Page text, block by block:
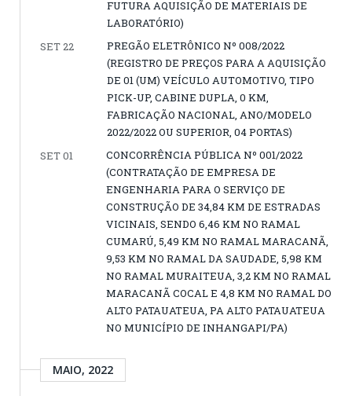
FUTURA AQUISIÇÃO DE MATERIAIS DE
LABORATÓRIO)
SET 22
PREGÃO ELETRÔNICO Nº 008/2022
(REGISTRO DE PREÇOS PARA A AQUISIÇÃO
DE 01 (UM) VEÍCULO AUTOMOTIVO, TIPO
PICK-UP, CABINE DUPLA, 0 KM,
FABRICAÇÃO NACIONAL, ANO/MODELO
2022/2022 OU SUPERIOR, 04 PORTAS)
SET 01
CONCORRÊNCIA PÚBLICA Nº 001/2022
(CONTRATAÇÃO DE EMPRESA DE
ENGENHARIA PARA O SERVIÇO DE
CONSTRUÇÃO DE 34,84 KM DE ESTRADAS
VICINAIS, SENDO 6,46 KM NO RAMAL
CUMARÚ, 5,49 KM NO RAMAL MARACANÃ,
9,53 KM NO RAMAL DA SAUDADE, 5,98 KM
NO RAMAL MURAITEUA, 3,2 KM NO RAMAL
MARACANÃ COCAL E 4,8 KM NO RAMAL DO
ALTO PATAUATEUA, PA ALTO PATAUATEUA
NO MUNICÍPIO DE INHANGAPI/PA)
MAIO, 2022